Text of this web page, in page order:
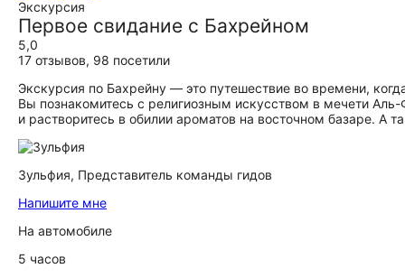
Экскурсия
Первое свидание с Бахрейном
5,0
17 отзывов, 98 посетили
Экскурсия по Бахрейну — это путешествие во времени,
Вы познакомитесь с религиозным искусством в мечети
и растворитесь в обилии ароматов на восточном базаре.
Зульфия, Представитель команды гидов
Напишите мне
На автомобиле
5 часов